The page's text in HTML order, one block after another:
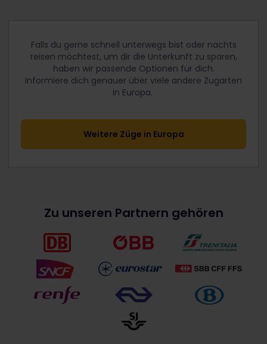
Falls du gerne schnell unterwegs bist oder nachts
reisen möchtest, um dir die Unterkunft zu sparen,
haben wir passende Optionen für dich.
Informiere dich genauer über viele andere Zugarten
in Europa.
Weitere Züge in Europa
Zu unseren Partnern gehören